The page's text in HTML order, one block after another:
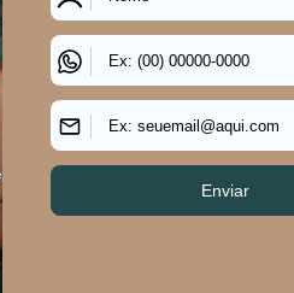
Vestido Plus Size Feminino Midi
Agliè